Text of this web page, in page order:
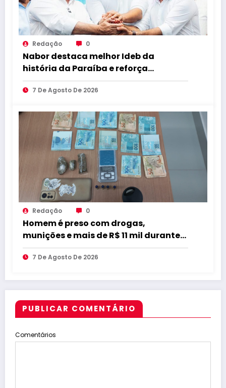
Redação 0
Nabor destaca melhor Ideb da
história da Paraíba e reforça
compromisso com educação de
qualidade
7 De Agosto De 2026
Redação 0
Homem é preso com drogas,
munições e mais de R$ 11 mil durante
operação em Marcação
7 De Agosto De 2026
PUBLICAR COMENTÁRIO
Comentários